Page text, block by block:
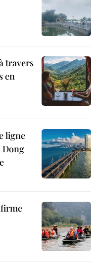
travers
en
ligne
Dong